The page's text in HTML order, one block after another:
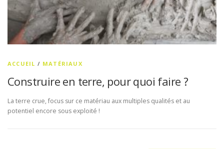
ACCUEIL / MATÉRIAUX
Construire en terre, pour quoi faire ?
La terre crue, focus sur ce matériau aux multiples qualités et au
potentiel encore sous exploité !